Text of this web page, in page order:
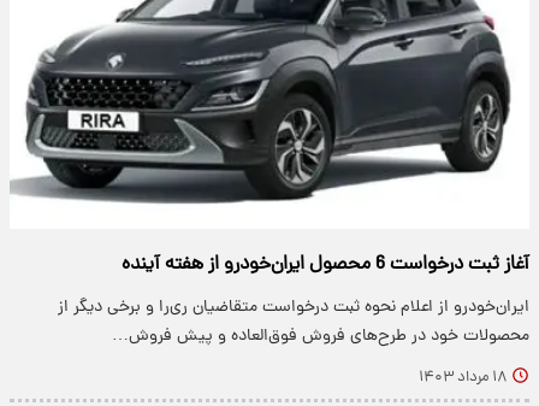
آغاز ثبت درخواست 6 محصول ایران‌خودرو از هفته آینده
ایران‌خودرو از اعلام نحوه ثبت درخواست متقاضیان ری‌را و برخی دیگر از
محصولات خود در طرح‌های فروش فوق‌العاده و پیش فروش…
۱۸ مرداد ۱۴۰۳